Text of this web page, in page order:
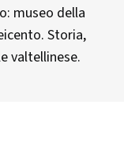
museo della
Storia,
valtellinese.